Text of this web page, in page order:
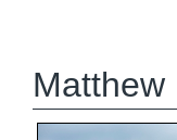
Matthew